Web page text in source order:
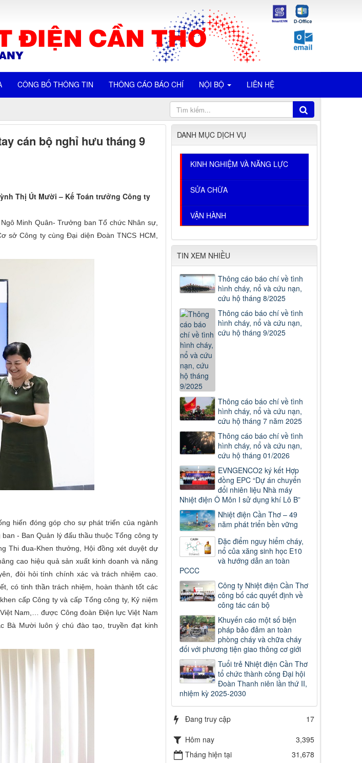
CÔNG BỐ THÔNG TIN THÔNG CÁO BÁO CHÍ NỘI BỘ LIÊN HỆ
cán bộ nghỉ hưu tháng 9
Thị Út Mười – Kế Toán trưởng Công ty
Minh Quân- Trưởng ban Tổ chức Nhân sự,
sở Công ty cùng Đại diện Đoàn TNCS HCM,
hiến đóng góp cho sự phát triển của ngành
- Ban Quản lý đấu thầu thuộc Tổng công ty
Thi đua-Khen thưởng, Hội đồng xét duyệt dự
cao hiệu quả sản xuất kinh doanh và năng
đòi hỏi tính chính xác và trách nhiệm cao.
có tinh thần trách nhiệm, hoàn thành tốt các
cấp Công ty và cấp Tổng công ty, Kỷ niệm
Nam,… được Công đoàn Điện lực Việt Nam
Bà Mười luôn ý chú đào tạo, truyền đạt kinh
DANH MỤC DỊCH VỤ
KINH NGHIỆM VÀ NĂNG LỰC
SỬA CHỮA
VẬN HÀNH
TIN XEM NHIỀU
Thông cáo báo chí về tình
hình cháy, nổ và cứu nạn,
cứu hộ tháng 8/2025
Thông cáo báo chí về tình
hình cháy, nổ và cứu nạn,
cứu hộ tháng 9/2025
Thông cáo báo chí về tình
hình cháy, nổ và cứu nạn,
cứu hộ tháng 7 năm 2025
Thông cáo báo chí về tình
hình cháy, nổ và cứu nạn,
cứu hộ tháng 01/2026
EVNGENCO2 ký kết Hợp
đồng EPC “Dự án chuyển
đổi nhiên liệu Nhà máy
Nhiệt điện Ô Môn I sử dụng khí Lô B”
Nhiệt điện Cần Thơ – 49
năm phát triển bền vững
Đặc điểm nguy hiểm cháy,
nổ của xăng sinh học E10
và hướng dẫn an toàn
PCCC
Công ty Nhiệt điện Cần Thơ
công bố các quyết định về
công tác cán bộ
Khuyến cáo một số biện
pháp bảo đảm an toàn
phòng cháy và chữa cháy
đối với phương tiện giao thông cơ giới
Tuổi trẻ Nhiệt điện Cần Thơ
tổ chức thành công Đại hội
Đoàn Thanh niên lần thứ II,
nhiệm kỳ 2025-2030
Đang truy cập
17
Hôm nay
3,395
Tháng hiện tại
31,678